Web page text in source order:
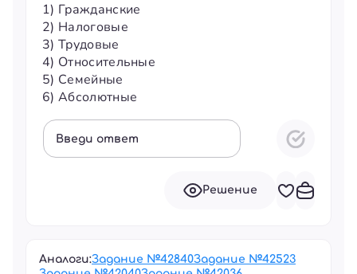
1) Гражданские
2) Налоговые
3) Трудовые
4) Относительные
5) Семейные
6) Абсолютные
Введи ответ
Решение
Аналоги:Задание №42840Задание №42523